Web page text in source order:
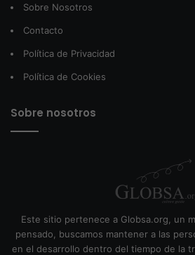
Sobre Nosotros
Contacto
Política de Privacidad
Política de Cookies
Sobre nosotros
Este sitio pertenece a Globsa.org, un
pensado, buscamos mantener a las
en el desarrollo dentro del tiempo de la